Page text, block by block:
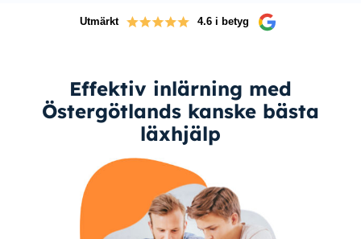
Utmärkt 4.6 i betyg
Effektiv inlärning med
Östergötlands kanske bästa
läxhjälp